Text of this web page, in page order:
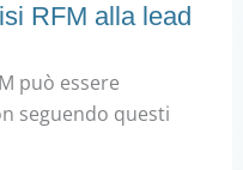
RFM alla lead
può essere
seguendo questi